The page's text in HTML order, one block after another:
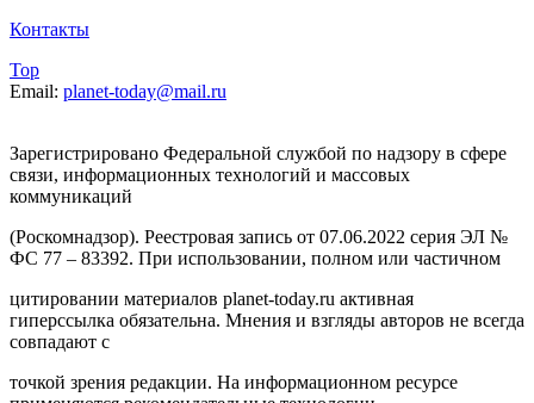
Контакты
Top
Email: planet-today@mail.ru
Зарегистрировано Федеральной службой по надзору в сфере
связи, информационных технологий и массовых
коммуникаций
(Роскомнадзор). Реестровая запись от 07.06.2022 серия ЭЛ №
ФС 77 – 83392. При использовании, полном или частичном
цитировании материалов planet-today.ru активная
гиперссылка обязательна. Мнения и взгляды авторов не всегда
совпадают с
точкой зрения редакции. На информационном ресурсе